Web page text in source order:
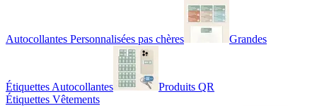
Autocollantes Personnalisées pas chères Grandes
Étiquettes Autocollantes
Produits QR
Étiquettes Vêtements